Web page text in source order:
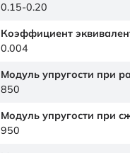
0.15-0.20
Коэффициент
0.004
Модуль упругости при
850
Модуль упругости при
950